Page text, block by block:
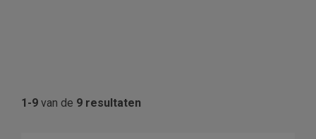
1-9 van de 9 resultaten